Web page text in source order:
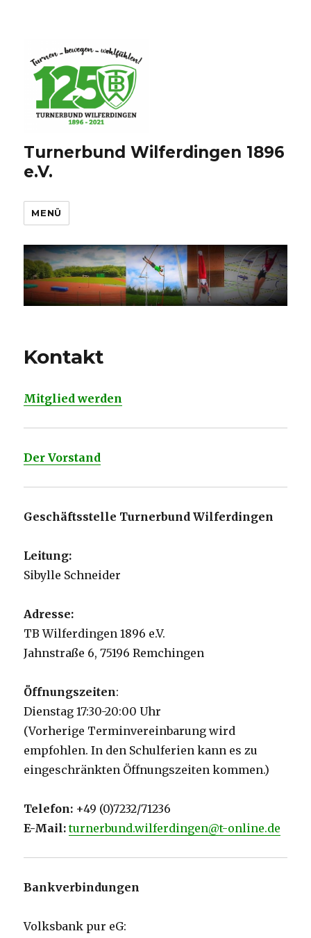
Turnerbund Wilferdingen 1896
e.V.
MENÜ
Kontakt
Mitglied werden
Der Vorstand
Geschäftsstelle Turnerbund Wilferdingen
Leitung:
Sibylle Schneider
Adresse:
TB Wilferdingen 1896 e.V.
Jahnstraße 6, 75196 Remchingen
Öffnungszeiten:
Dienstag 17:30-20:00 Uhr
(Vorherige Terminvereinbarung wird
empfohlen. In den Schulferien kann es zu
eingeschränkten Öffnungszeiten kommen.)
Telefon: +49 (0)7232/71236
E-Mail: turnerbund.wilferdingen@t-online.de
Bankverbindungen
Volksbank pur eG: